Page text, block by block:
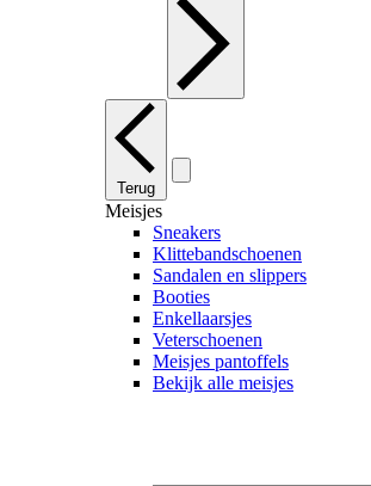
Terug
Meisjes
Sneakers
Klittebandschoenen
Sandalen en slippers
Booties
Enkellaarsjes
Veterschoenen
Meisjes pantoffels
Bekijk alle meisjes